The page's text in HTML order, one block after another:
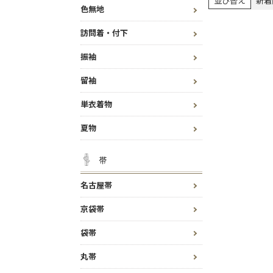
色無地
訪問着・付下
振袖
留袖
単衣着物
夏物
帯
名古屋帯
京袋帯
袋帯
丸帯